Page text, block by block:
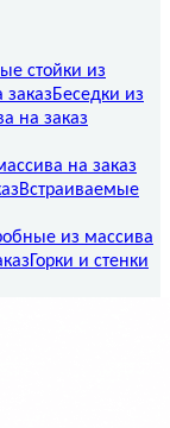
стойки из
Беседки из
на заказ
Встраиваемые
из массива
Горки и стенки